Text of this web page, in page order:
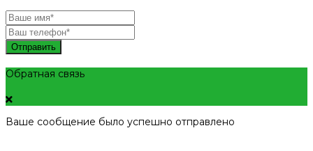
Отправить
Обратная связь
Ваше сообщение было успешно отправлено